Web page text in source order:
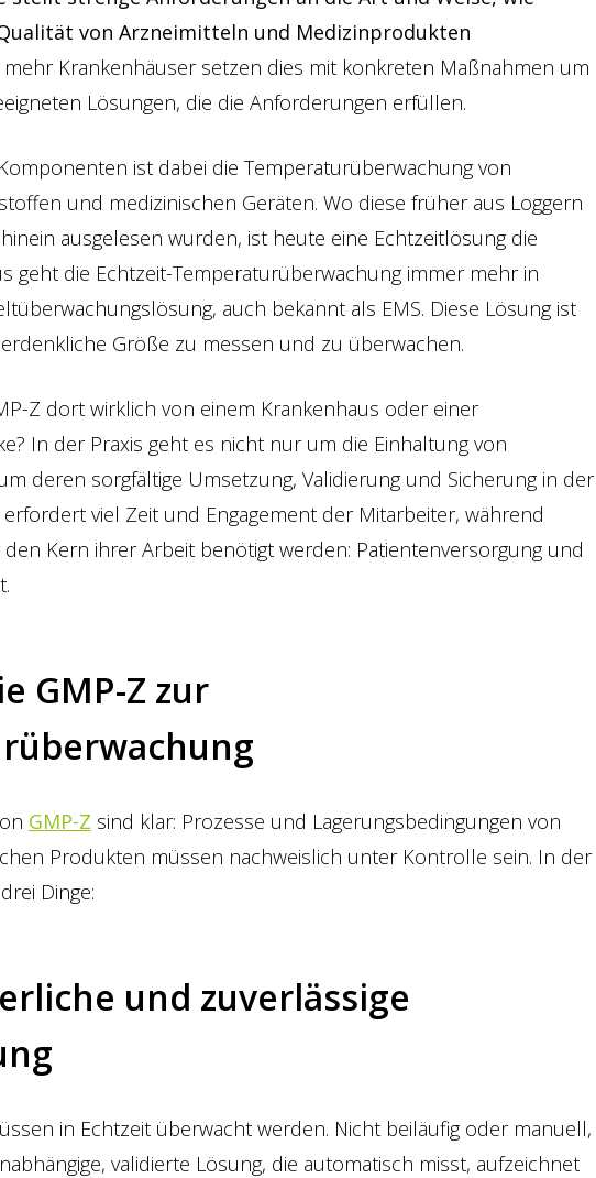
von Arzneimitteln und Medizinprodukten
Krankenhäuser setzen dies mit konkreten Maßnahmen um
Lösungen, die die Anforderungen erfüllen.
ist dabei die Temperaturüberwachung von
und medizinischen Geräten. Wo diese früher aus Loggern
ausgelesen wurden, ist heute eine Echtzeitlösung die
geht die Echtzeit-Temperaturüberwachung immer mehr in
auch bekannt als EMS. Diese Lösung ist
Größe zu messen und zu überwachen.
Z dort wirklich von einem Krankenhaus oder einer
In der Praxis geht es nicht nur um die Einhaltung von
deren sorgfältige Umsetzung, Validierung und Sicherung in der
viel Zeit und Engagement der Mitarbeiter, während
den Kern ihrer Arbeit benötigt werden: Patientenversorgung und
GMP-Z zur
GMP-Z sind klar: Prozesse und Lagerungsbedingungen von
Produkten müssen nachweislich unter Kontrolle sein. In der
Dinge:
und zuverlässige
in Echtzeit überwacht werden. Nicht beiläufig oder manuell,
validierte Lösung, die automatisch misst, aufzeichnet